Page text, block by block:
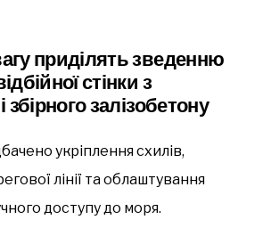
приділять зведенню
стінки з
збірного залізобетону
укріплення схилів,
лінії та облаштування
доступу до моря.